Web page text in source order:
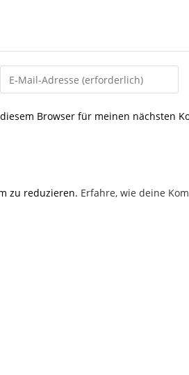
Gib
deine
Browser für meinen nächsten
zu reduzieren. Erfahre, wie deine